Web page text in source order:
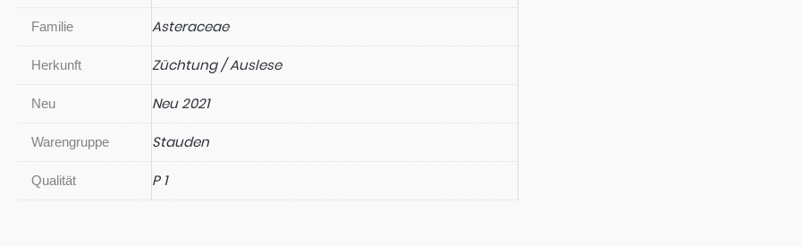
Familie Asteraceae
Herkunft Züchtung / Auslese
Neu Neu 2021
Warengruppe Stauden
Qualität P 1